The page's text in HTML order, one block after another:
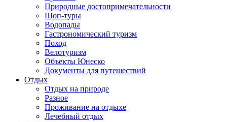
Природные достопримечательности
Шоп-туры
Водопады
Гастрономический туризм
Поход
Велотуризм
Объекты Юнеско
Документы для путешествий
Отдых
Отдых на природе
Разное
Проживание на отдыхе
Лечебный отдых